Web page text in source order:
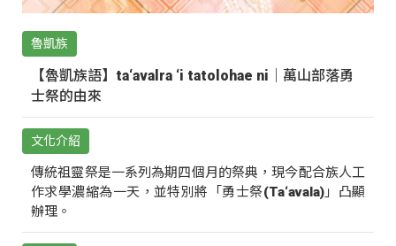
魯凱族
【魯凱族語】ta‘avalra ‘i tatolohae ni｜萬山部落勇
士祭的由來
文化介紹
傳統祖靈祭是一系列為期四個月的祭典，現今配合族人工
作求學濃縮為一天，並特別將「勇士祭(Ta‘avala)」凸顯
辦理。